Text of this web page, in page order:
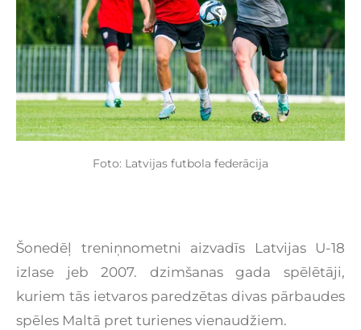
Foto: Latvijas futbola federācija
Šonedēļ treniņnometni aizvadīs Latvijas U-18
izlase jeb 2007. dzimšanas gada spēlētāji,
kuriem tās ietvaros paredzētas divas pārbaudes
spēles Maltā pret turienes vienaudžiem.